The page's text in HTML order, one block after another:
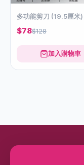
多功能剪刀 (19.5厘米)
$78$128
加入購物車